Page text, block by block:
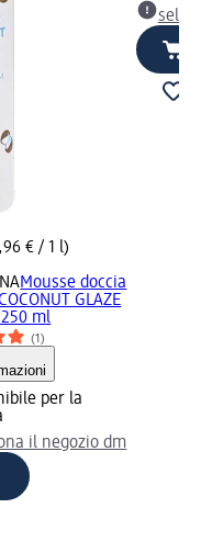
€ / 1 l)
Mousse doccia
GLAZE
ml
(1)
per la
il negozio dm